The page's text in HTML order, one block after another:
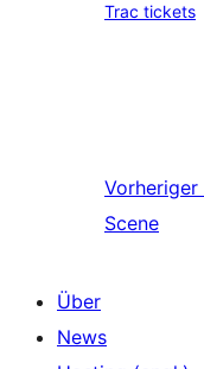
Trac tickets
Vorheriger
Scene
Über
News